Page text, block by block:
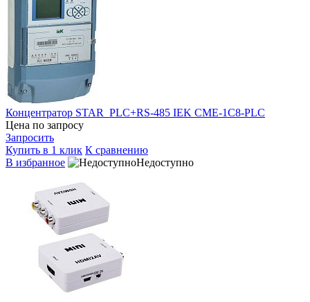
Концентратор STAR_PLC+RS-485 IEK CME-1C8-PLC
Цена по запросу
Запросить
Купить в 1 клик К сравнению
В избранное
Недоступно